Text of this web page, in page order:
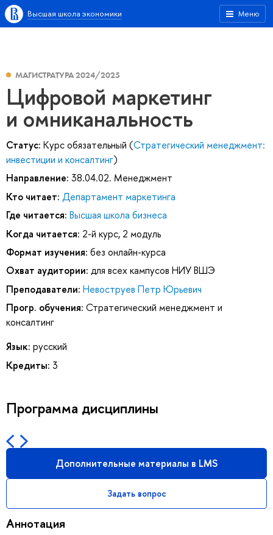
Меню
Высшая школа экономики
МАГИСТРАТУРА 2024/2025
Цифровой маркетинг
и омниканальность
Статус: Курс обязательный (Стратегический менеджмент:
инвестиции и консалтинг)
Направление: 38.04.02. Менеджмент
Кто читает: Департамент маркетинга
Где читается: Высшая школа бизнеса
Когда читается: 2-й курс, 2 модуль
Формат изучения: без онлайн-курса
Охват аудитории: для всех кампусов НИУ ВШЭ
Преподаватели: Невоструев Петр Юрьевич
Прогр. обучения: Стратегический менеджмент и
консалтинг
Язык: русский
Кредиты: 3
Программа дисциплины
Дополнительные материалы в LMS
Задать вопрос
Аннотация